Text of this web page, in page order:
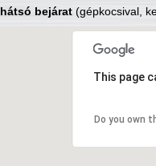
hátsó bejárat(gépkocsival,
This page
Do you own